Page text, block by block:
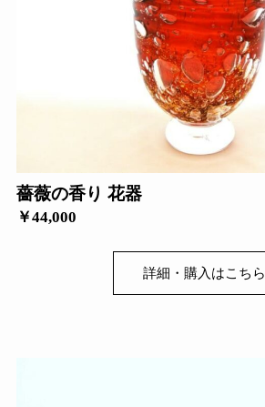
薔薇の香り 花器
￥44,000
詳細・購入はこちら